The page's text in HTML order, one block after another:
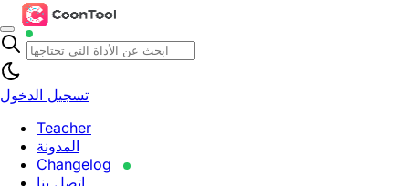
تسجيل الدخول
Teacher
المدونة
Changelog
اتصل بنا